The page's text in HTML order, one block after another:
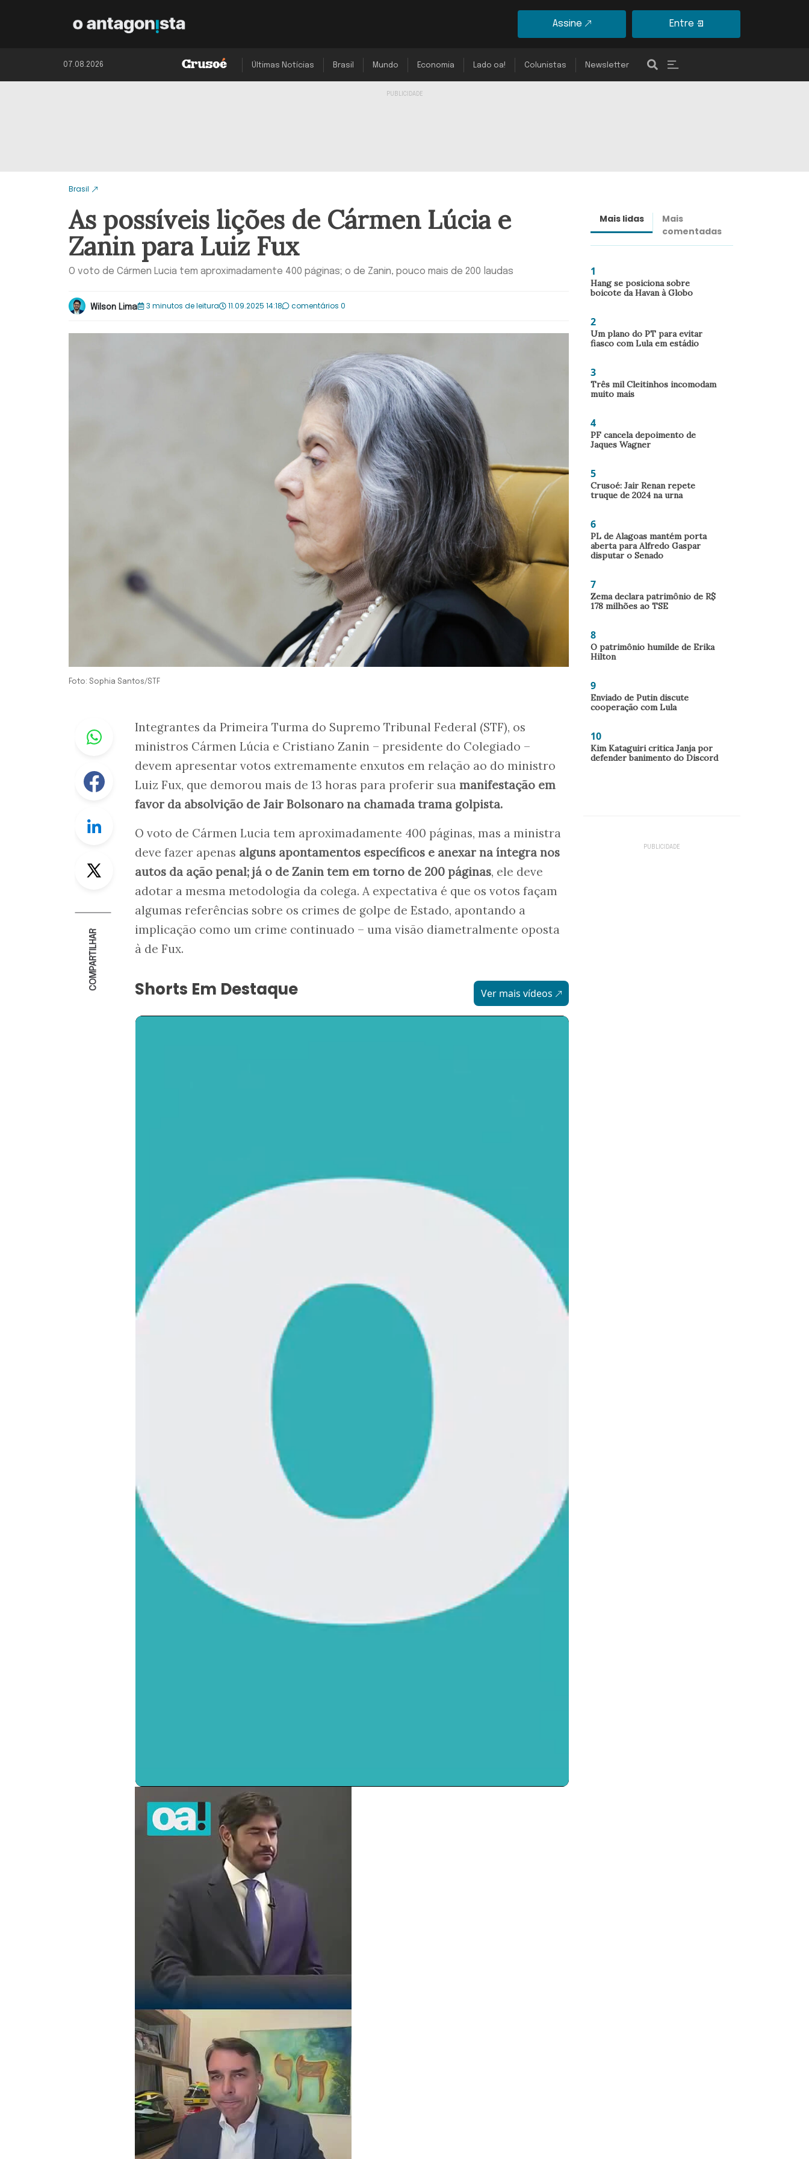
Assine Entre
07.08.2026 Últimas Notícias Brasil Mundo Economia Lado oa! Colunistas Newsletter
Brasil
As possíveis lições de Cármen Lúcia e
Zanin para Luiz Fux
O voto de Cármen Lucia tem aproximadamente 400 páginas; o de Zanin, pouco mais de 200 laudas
Wilson Lima 3 minutos de leitura 11.09.2025 14:18 comentários 0
Foto: Sophia Santos/STF
Whastapp
Facebook
Twitter
COMPARTILHAR
Integrantes da Primeira Turma do Supremo Tribunal Federal (STF), os
ministros Cármen Lúcia e Cristiano Zanin – presidente do Colegiado –
devem apresentar votos extremamente enxutos em relação ao do ministro
Luiz Fux, que demorou mais de 13 horas para proferir sua manifestação em
favor da absolvição de Jair Bolsonaro na chamada trama golpista.
O voto de Cármen Lucia tem aproximadamente 400 páginas, mas a ministra
deve fazer apenas alguns apontamentos específicos e anexar na íntegra nos
autos da ação penal; já o de Zanin tem em torno de 200 páginas, ele deve
adotar a mesma metodologia da colega. A expectativa é que os votos façam
algumas referências sobre os crimes de golpe de Estado, apontando a
implicação como um crime continuado – uma visão diametralmente oposta
à de Fux.
Shorts Em Destaque Ver mais vídeos
Mais lidas
Mais
comentadas
1
Hang se posiciona sobre
boicote da Havan à Globo
2
Um plano do PT para evitar
fiasco com Lula em estádio
3
Três mil Cleitinhos incomodam
muito mais
4
PF cancela depoimento de
Jaques Wagner
5
Crusoé: Jair Renan repete
truque de 2024 na urna
6
PL de Alagoas mantém porta
aberta para Alfredo Gaspar
disputar o Senado
7
Zema declara patrimônio de R$
178 milhões ao TSE
8
O patrimônio humilde de Erika
Hilton
9
Enviado de Putin discute
cooperação com Lula
10
Kim Kataguiri critica Janja por
defender banimento do Discord